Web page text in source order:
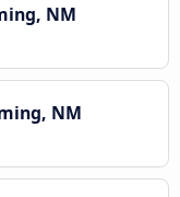
NM
NM